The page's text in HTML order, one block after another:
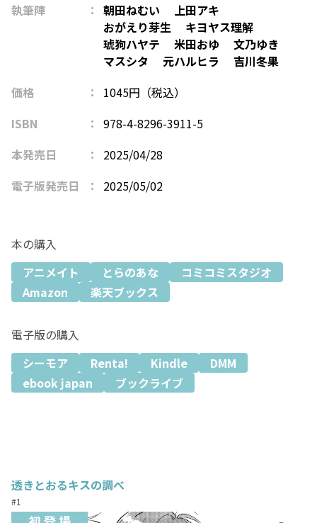
執筆陣
朝田ねむい
上田アキ
おがえり芽生
キヨヤス理解
琥狗ハヤテ
米田おゆ
文乃ゆき
マスシタ
元ハルヒラ
吉川冬果
価格
1045円（税込）
ISBN
978-4-8296-3911-5
本発売日
2025/04/28
電子版発売日
2025/05/02
本の購入
アニメイト
とらのあな
コミコミスタジオ
Amazon
楽天ブックス
電子版の購入
シーモア
Renta! Kindle
DMM
ebook japan
ブックライブ
透きとおるキスの調べ
#1